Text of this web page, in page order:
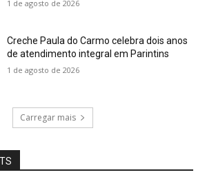
1 de agosto de 2026
Creche Paula do Carmo celebra dois anos
de atendimento integral em Parintins
1 de agosto de 2026
Carregar mais